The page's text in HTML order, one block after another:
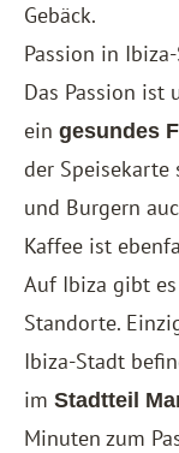
Gebäck.
Passion in
Das Passion ist
ein gesundes
der Speisekarte
und Burgern
Kaffee ist
Auf Ibiza gibt
Standorte.
Ibiza-Stadt
im Stadtteil
Minuten zum